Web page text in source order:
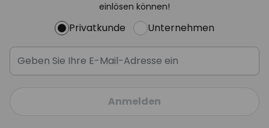
einlösen können!
Privatkunde Unternehmen
Anmelden